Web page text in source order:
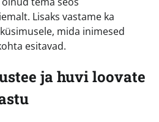
Lisaks vastame ka
mida inimesed
esitavad.
ja huvi loovate